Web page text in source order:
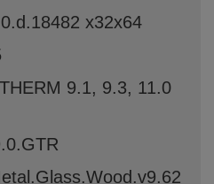
x32x64
9.1, 9.3, 11.0